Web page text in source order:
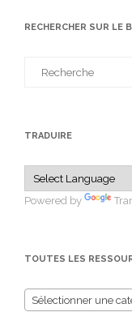
RECHERCHER SUR LE
TRADUIRE
Powered by
TOUTES LES
Sélectionner une